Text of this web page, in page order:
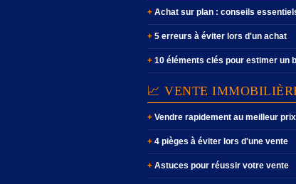
Achat sur plan : conseils
5 erreurs à éviter lors d'un achat
10 éléments clés pour estimer un
📈 VENTE
Vendre rapidement au meilleur prix
4 pièges à éviter lors d'une vente
Astuces pour réussir votre vente